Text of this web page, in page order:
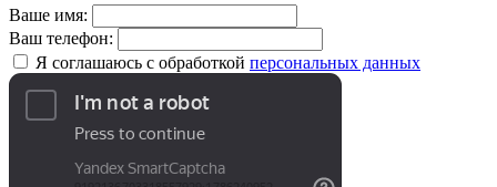
Ваше имя:
Ваш телефон:
Я соглашаюсь с обработкой персональных данных